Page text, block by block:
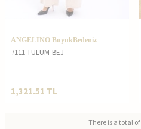
ANGELINO BuyukBedeniz
7111 TULUM-BEJ
1,321.51 TL
There is a total of